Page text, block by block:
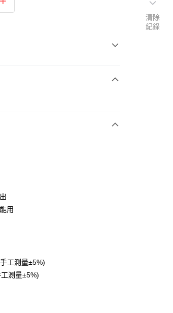
大哥大用戶可立即使用無須另外申請。
，訂單成立後會自動跳轉到大哥付的交易
期的期數、繳款截止日，確認付款後即
金額請依後續交易確認頁面所載為準。
認交易或遇審核未通過，訂單將自動取
後才付款」的支付方式。 讓您購物簡單
卡、不需儲值。
用
工測量±5%)
測量±5%)
清除
紀錄